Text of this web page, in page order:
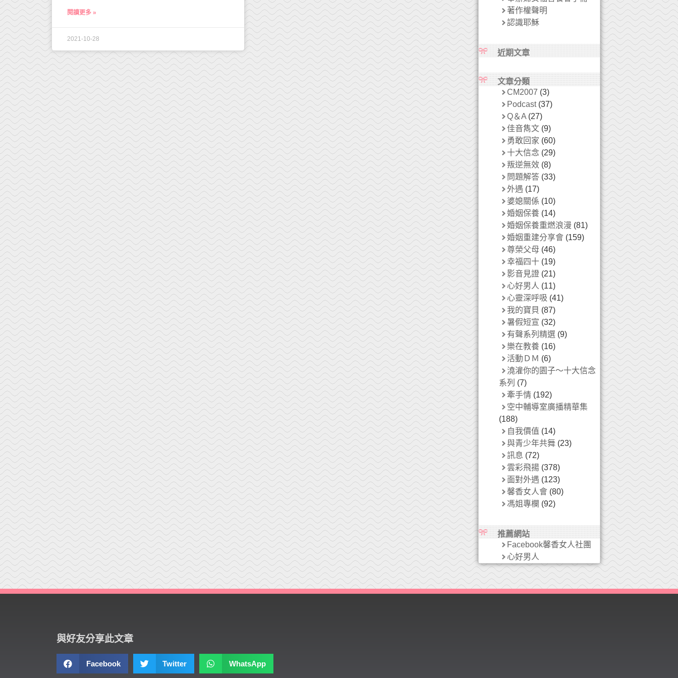
閱讀更多 »
2021-10-28
著作權聲明
認識耶穌
近期文章
文章分類
CM2007 (3)
Podcast(37)
Q＆A(27)
佳音雋文(9)
勇敢回家 (60)
十大信念 (29)
叛逆無效(8)
問題解答(33)
外遇 (17)
婆媳關係 (10)
婚姻保養(14)
婚姻保養重燃浪漫 (81)
婚姻重建分享會(159)
尊榮父母 (46)
幸福四十(19)
影音見證(21)
心好男人 (11)
心靈深呼吸 (41)
我的寶貝 (87)
暑假短宣 (32)
有聲系列精選(9)
樂在教養(16)
活動ＤＭ (6)
澆灌你的園子～十大信念
系列 (7)
牽手情(192)
空中輔導室廣播精華集
(188)
自我價值 (14)
與青少年共舞(23)
訊息 (72)
雲彩飛揚(378)
面對外遇 (123)
馨香女人會(80)
馮姐專欄 (92)
推薦網站
Facebook馨香女人社團
心好男人
與好友分享此文章
Facebook Twitter WhatsApp